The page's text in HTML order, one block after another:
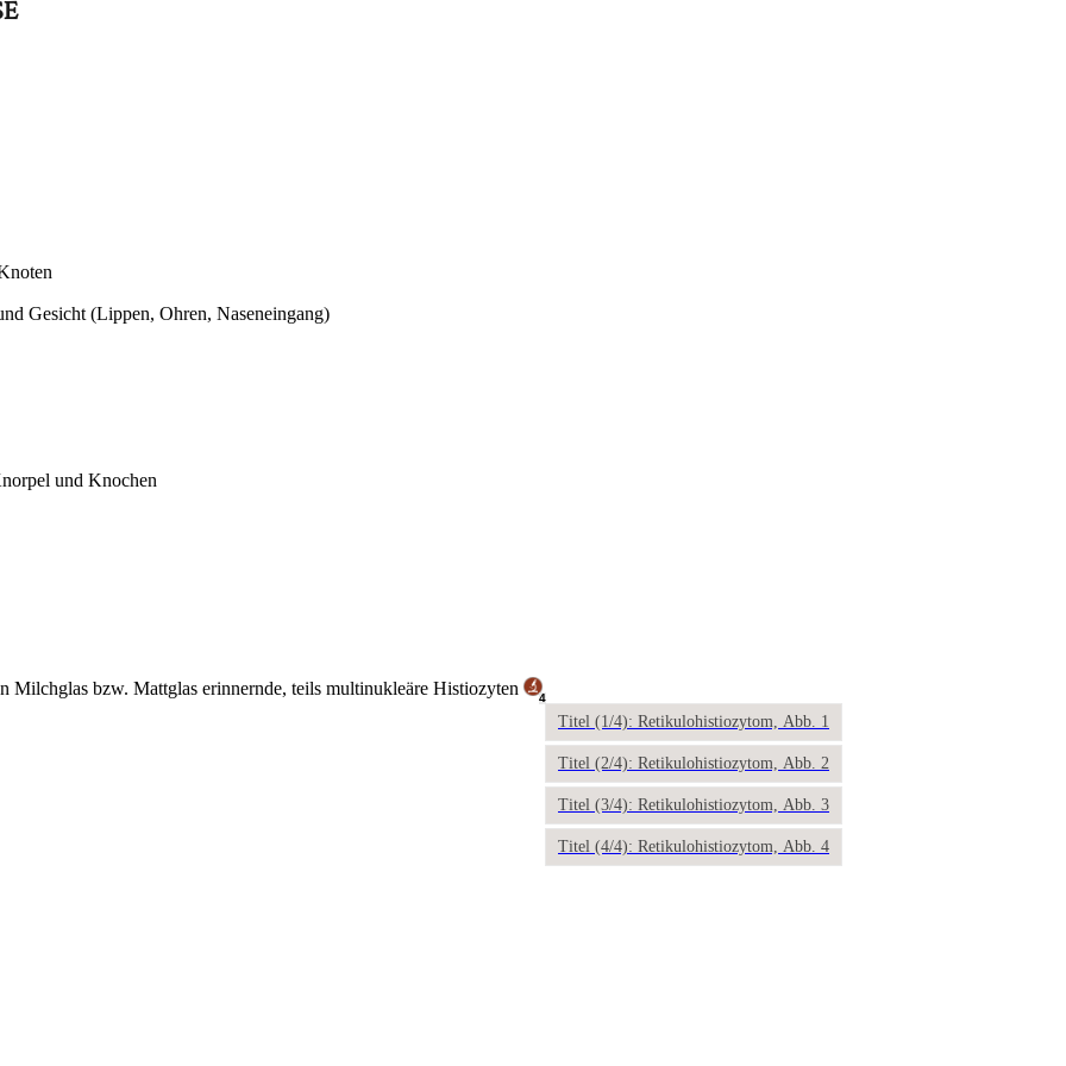
Gesicht (Lippen, Ohren, Naseneingang)
und Knochen
bzw. Mattglas erinnernde, teils multinukleäre Histiozyten 4
Titel (1/4): Retikulohistiozytom, Abb. 1
Titel (2/4): Retikulohistiozytom, Abb. 2
Titel (3/4): Retikulohistiozytom, Abb. 3
Titel (4/4): Retikulohistiozytom, Abb. 4